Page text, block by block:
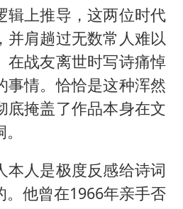
辑上推导，这两位时代
并肩趟过无数常人难以
在战友离世时写诗痛悼
事情。恰恰是这种浑然
底掩盖了作品本身在文
本人是极度反感给诗词
。他曾在1966年亲手否